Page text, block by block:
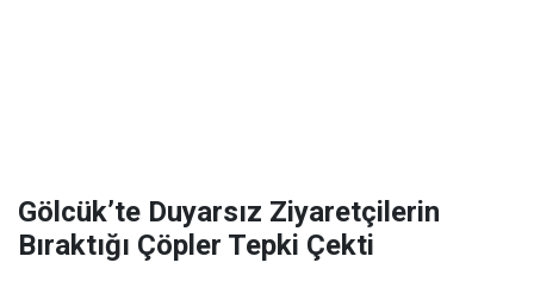
Gölcük’te Duyarsız Ziyaretçilerin
Bıraktığı Çöpler Tepki Çekti